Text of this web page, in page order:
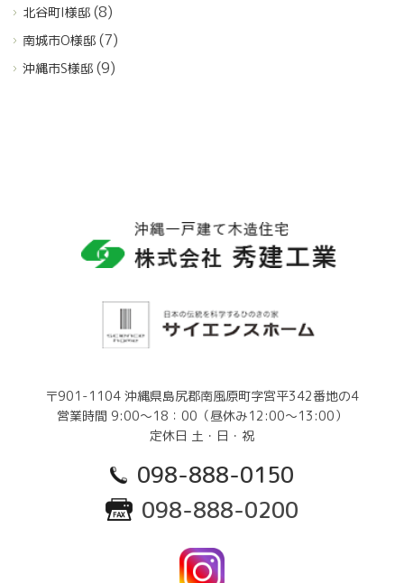
北谷町I様邸 (8)
南城市O様邸 (7)
沖縄市S様邸 (9)
〒901-1104 沖縄県島尻郡南風原町字宮平342番地の4
営業時間 9:00～18：00（昼休み12:00～13:00）
定休日 土・日・祝
098-888-0150
098-888-0200